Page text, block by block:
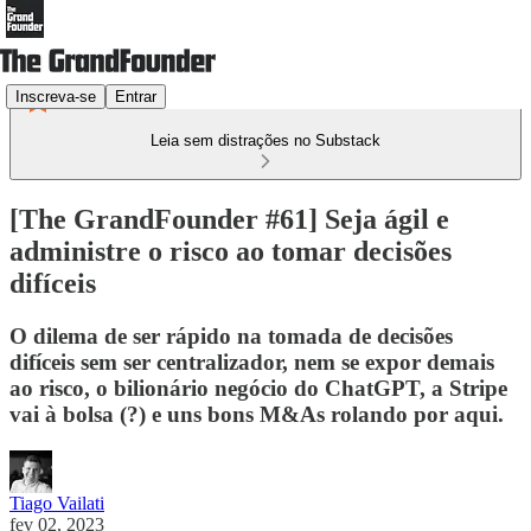
Inscreva-se Entrar
Leia sem distrações no Substack
[The GrandFounder #61] Seja ágil e
administre o risco ao tomar decisões
difíceis
O dilema de ser rápido na tomada de decisões
difíceis sem ser centralizador, nem se expor demais
ao risco, o bilionário negócio do ChatGPT, a Stripe
vai à bolsa (?) e uns bons M&As rolando por aqui.
Tiago Vailati
fev 02, 2023